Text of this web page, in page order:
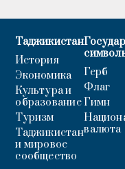
Таджикистан
История
Экономика
Культура и
образование
Туризм
Таджикистан
и мировое
сообщество
Герб
Флаг
Гимн
валюта